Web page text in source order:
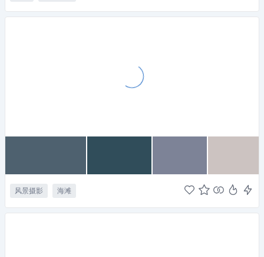
风景摄影 海滩